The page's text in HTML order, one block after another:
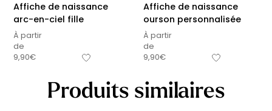
Affiche de naissance
arc-en-ciel fille
À partir
de
9,90€
Affiche de naissance
ourson personnalisée
À partir
de
9,90€
Produits similaires